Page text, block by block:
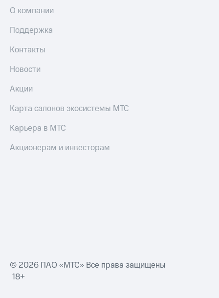
О компании
Поддержка
Контакты
Новости
Акции
Карта салонов экосистемы МТС
Карьера в МТС
Акционерам и инвесторам
© 2026 ПАО «МТС» Все права защищены
18+